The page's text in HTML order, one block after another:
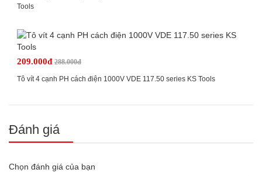
Tools
209.000đ 288.000đ
Tô vít 4 cạnh PH cách điện 1000V VDE 117.50 series KS Tools
Đánh giá
Chọn đánh giá của bạn